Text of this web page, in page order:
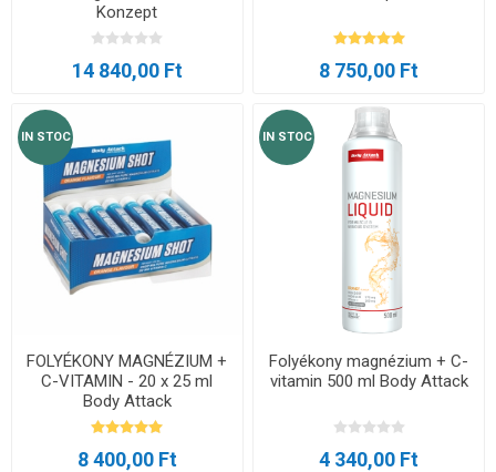
Konzept
14 840,00 Ft 8 750,00 Ft
IN STOC
FOLYÉKONY MAGNÉZIUM +
C-VITAMIN - 20 x 25 ml
Body Attack
8 400,00 Ft
IN STOC
Folyékony magnézium + C-
vitamin 500 ml Body Attack
4 340,00 Ft